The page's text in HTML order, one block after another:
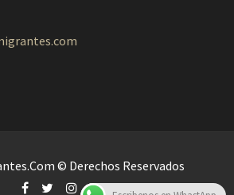
© Derechos Reservados